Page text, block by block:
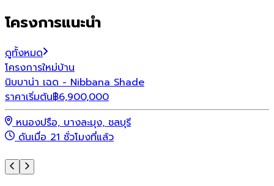
โครงการแนะนำ
ดูทั้งหมด
โครงการใหม่บ้าน
นิบบาน่า เฉด - Nibbana Shade
ราคาเริ่มต้น฿6,900,000
หนองปรือ, บางละมุง, ชลบุรี
ดันเมื่อ 21 ชั่วโมงที่แล้ว